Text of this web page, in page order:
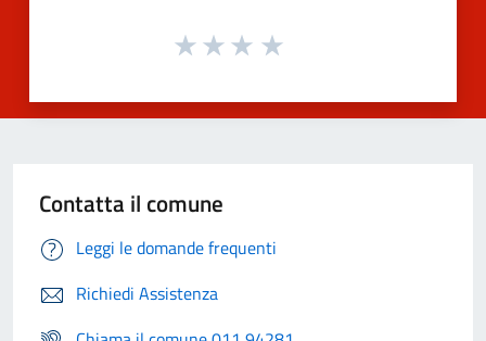
Contatta il comune
Leggi le domande frequenti
Richiedi Assistenza